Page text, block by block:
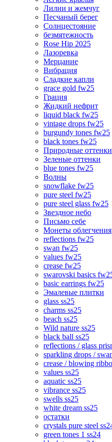
Лилии и жемчуг
Песчаный берег
Солнцестояние
безмятежность
Rose Hip 2025
Лазоревка
Мерцание
Вибрация
Сладкие капли
grace gold fw25
Грация
Жидкий нефрит
liquid black fw25
vintage drops fw25
burgundy tones fw25
black tones fw25
Природные оттенки
Зеленые оттенки
blue tones fw25
Волны
snowflake fw25
pure steel fw25
pure steel glass fw25
Звездное небо
Письмо себе
Монеты облегчения
reflections fw25
swan fw25
values fw25
crease fw25
swarovski basics
basic earrings fw25
Эмалевые плитки
glass ss25
charms ss25
beach ss25
Wild nature ss25
black ball ss25
reflections / glass
sparkling drops /
crease / blowing
values ss25
aquatic ss25
vibrance ss25
swells ss25
white dream ss25
остатки
crystals pure steel
green tones 1 ss24